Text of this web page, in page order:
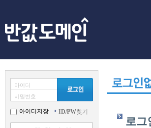
아이디
비밀번호
아이디저장 ID/PW찾기
로그